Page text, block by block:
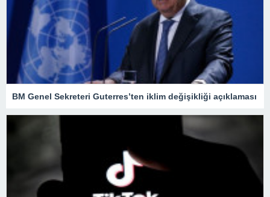
BM Genel Sekreteri Guterres’ten iklim değişikliği açıklaması